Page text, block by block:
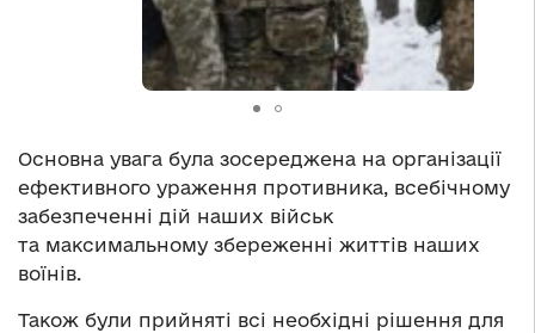
Основна увага була зосереджена на організації
ефективного ураження противника, всебічному
забезпеченні дій наших військ
та максимальному збереженні життів наших
воїнів.
Також були прийняті всі необхідні рішення для